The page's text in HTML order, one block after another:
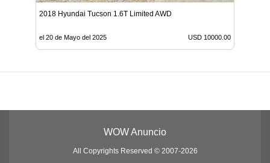
2018 Hyundai Tucson 1.6T Limited AWD
el 20 de Mayo del 2025 USD 10000.00
WOW Anuncio
All Copyrights Reserved © 2007-2026